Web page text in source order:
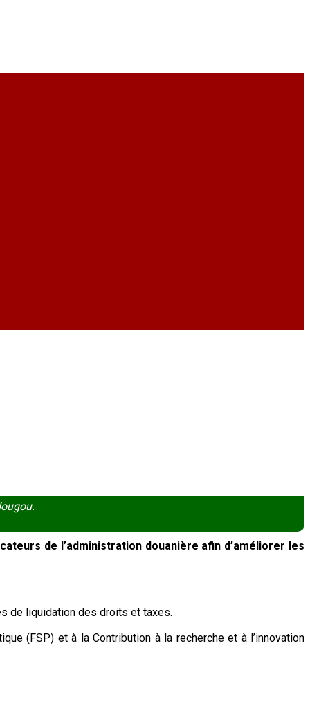
de l’administration douanière afin d’améliorer les
de liquidation des droits et taxes.
(FSP) et à la Contribution à la recherche et à l’innovation